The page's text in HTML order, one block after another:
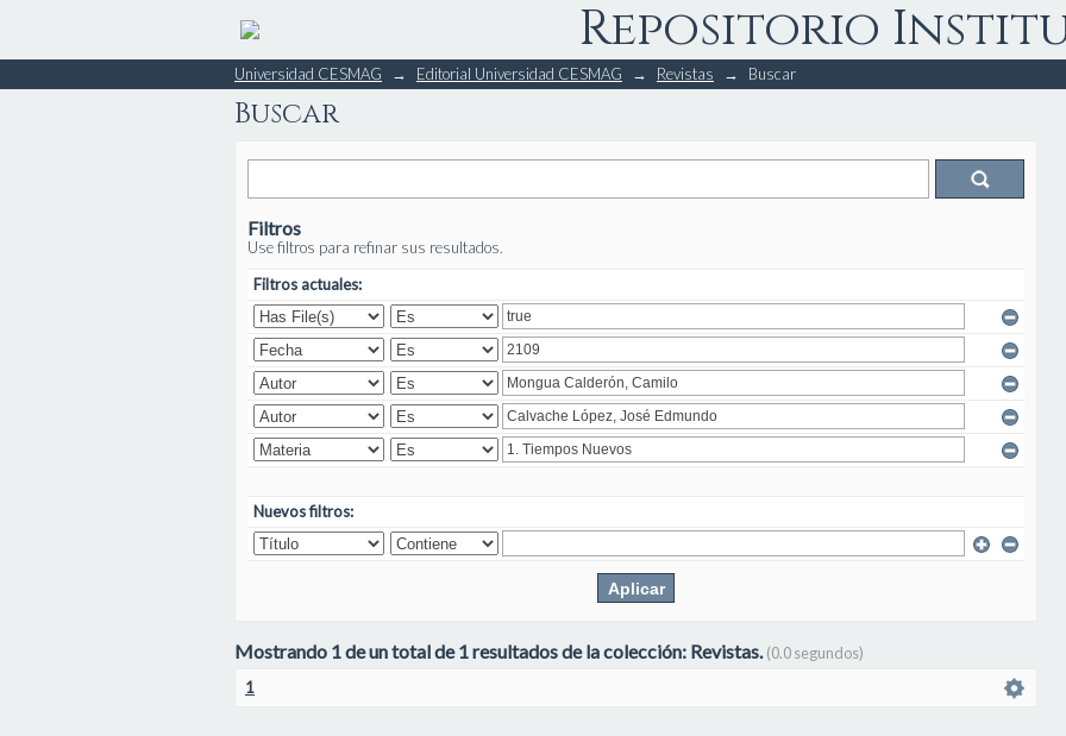
Repositorio
Buscar
Universidad CESMAG → Editorial Universidad CESMAG → Revistas → Buscar
Buscar
Filtros
Use filtros para refinar sus resultados.
Filtros actuales:
Nuevos filtros:
Mostrando 1 de un total de 1 resultados de la colección: Revistas.(0.0 segundos)
1